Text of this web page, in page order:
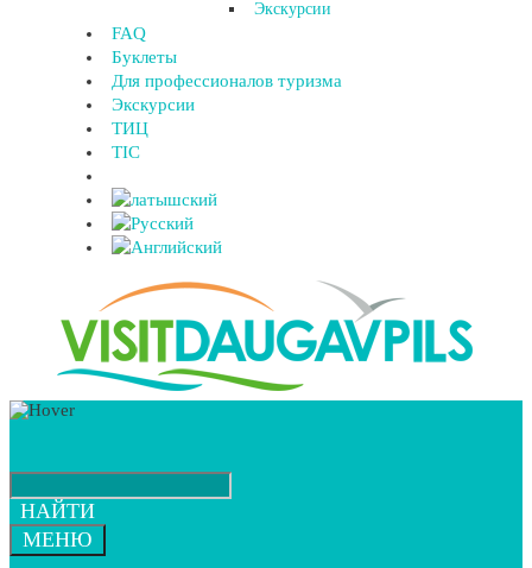
Экскурсии
FAQ
Буклеты
Для профессионалов туризма
Экскурсии
ТИЦ
TIC
НАЙТИ
МЕНЮ